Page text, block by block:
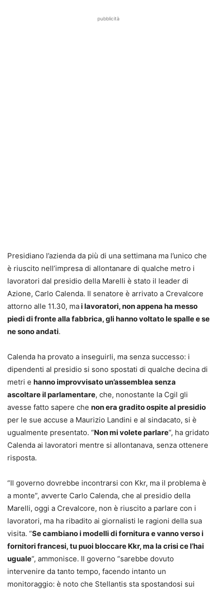
pubblicità
Presidiano l’azienda da più di una settimana ma l’unico che
è riuscito nell’impresa di allontanare di qualche metro i
lavoratori dal presidio della Marelli è stato il leader di
Azione, Carlo Calenda. Il senatore è arrivato a Crevalcore
attorno alle 11.30, mai lavoratori, non appena ha messo
piedi di fronte alla fabbrica, gli hanno voltato le spalle e se
ne sono andati.
Calenda ha provato a inseguirli, ma senza successo: i
dipendenti al presidio si sono spostati di qualche decina di
metri e hanno improvvisato un’assemblea senza
ascoltare il parlamentare, che, nonostante la Cgil gli
avesse fatto sapere che non era gradito ospite al presidio
per le sue accuse a Maurizio Landini e al sindacato, si è
ugualmente presentato. “Non mi volete parlare“, ha gridato
Calenda ai lavoratori mentre si allontanava, senza ottenere
risposta.
“Il governo dovrebbe incontrarsi con Kkr, ma il problema è
a monte”, avverte Carlo Calenda, che al presidio della
Marelli, oggi a Crevalcore, non è riuscito a parlare con i
lavoratori, ma ha ribadito ai giornalisti le ragioni della sua
visita. “Se cambiano i modelli di fornitura e vanno verso i
fornitori francesi, tu puoi bloccare Kkr, ma la crisi ce l’hai
uguale“, ammonisce. Il governo “sarebbe dovuto
intervenire da tanto tempo, facendo intanto un
monitoraggio: è noto che Stellantis sta spostandosi sui